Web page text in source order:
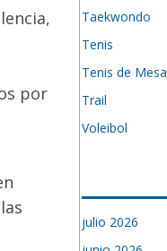
por
Taekwondo
Tenis
Tenis de Mesa
Trail
Voleibol
julio 2026